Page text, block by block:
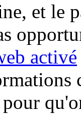
et le
activé